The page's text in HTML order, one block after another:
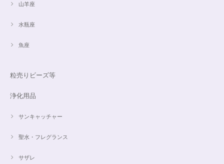
山羊座
水瓶座
魚座
粒売りビーズ等
浄化用品
サンキャッチャー
聖水・フレグランス
サザレ